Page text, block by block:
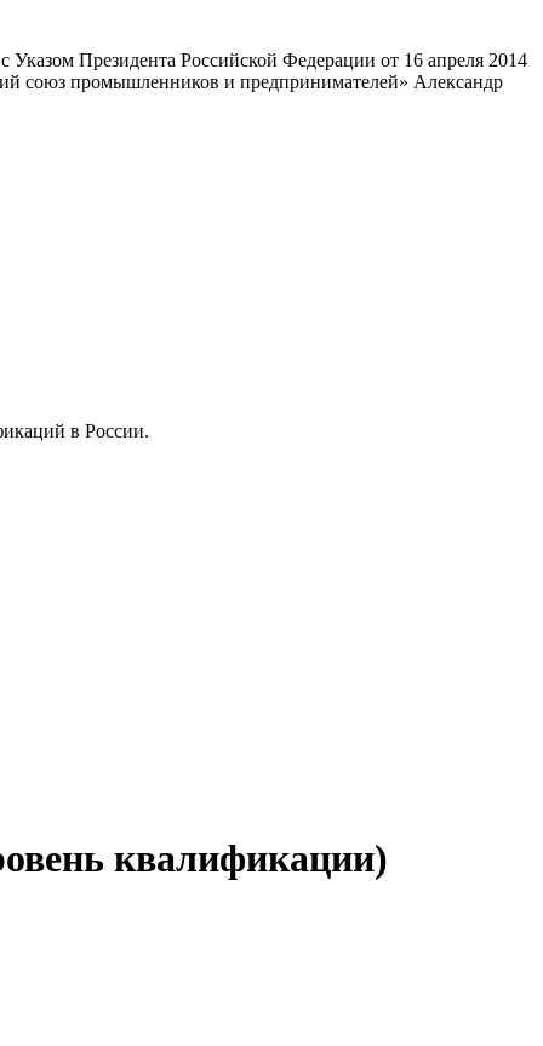
Президента Российской Федерации от 16 апреля 2014
союз промышленников и предпринимателей» Александр
в России.
квалификации)